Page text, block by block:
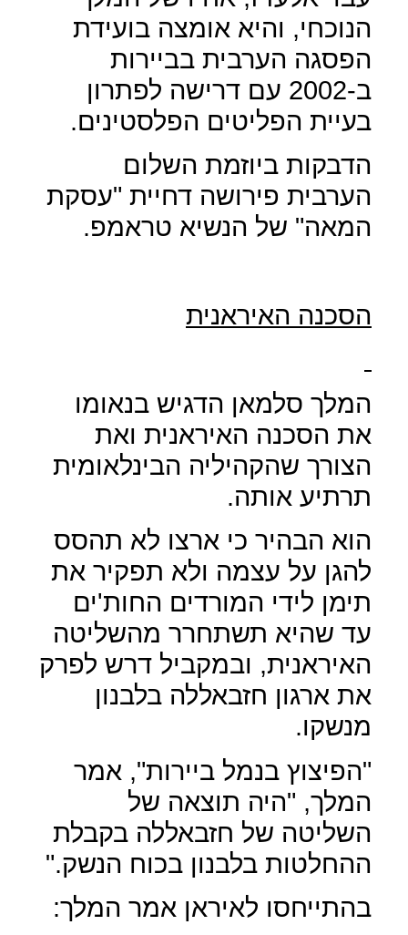
הנוכחי, והיא אומצה בועידת
הפסגה הערבית בביירות
ב-2002 עם דרישה לפתרון
בעיית הפליטים הפלסטינים.
הדבקות ביוזמת השלום
הערבית פירושה דחיית "עסקת
המאה" של הנשיא טראמפ.
הסכנה האיראנית
המלך סלמאן הדגיש בנאומו
את הסכנה האיראנית ואת
הצורך שהקהיליה הבינלאומית
תרתיע אותה.
הוא הבהיר כי ארצו לא תהסס
להגן על עצמה ולא תפקיר את
תימן לידי המורדים החות'ים
עד שהיא תשתחרר מהשליטה
האיראנית, ובמקביל דרש לפרק
את ארגון חזבאללה בלבנון
מנשקו.
"הפיצוץ בנמל ביירות", אמר
המלך, "היה תוצאה של
השליטה של חזבאללה בקבלת
ההחלטות בלבנון בכוח הנשק."
בהתייחסו לאיראן אמר המלך: